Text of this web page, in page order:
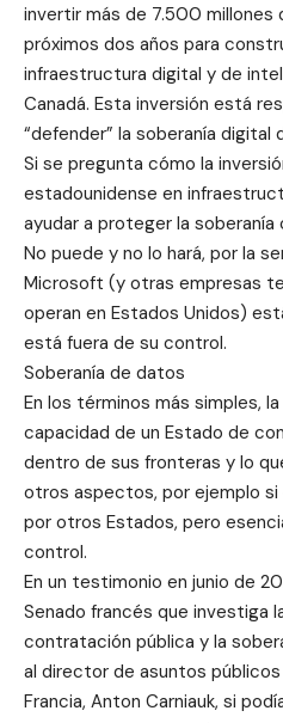
invertir más de 7.500 millones
próximos dos años para
infraestructura digital y de
Canadá. Esta inversión está
“defender” la soberanía digital
Si se pregunta cómo la
estadounidense en
ayudar a proteger la soberanía
No puede y no lo hará, por la
Microsoft (y otras empresas
operan en Estados Unidos)
está fuera de su control.
Soberanía de datos
En los términos más simples,
capacidad de un Estado de
dentro de sus fronteras y lo
otros aspectos, por ejemplo
por otros Estados, pero
control.
En un testimonio en junio de
Senado francés que investiga
contratación pública y la
al director de asuntos
Francia, Anton Carniauk, si